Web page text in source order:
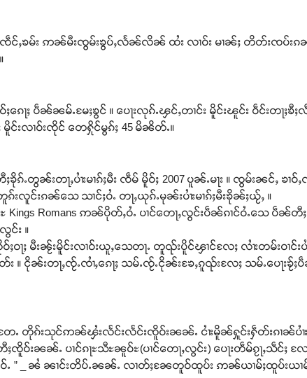
ၸဵင်ႇၶမ်း ဢၼ်မီးၸွမ်းၶွပ်ႇလႅၼ်လိၼ် ထႆး လၢဝ်း မၢၼ်ႈ တိတ်းၸပ်းၵၼ်
ႈ ပဵၼ်ၼမ်ႉမႄႈၶွင် ။ ပေႃးလုၵ်ႉၾင်ႇတၢင်း မိူင်းၽူင်း ဝဵင်းတႃႈၶီ
င်းလၢဝ်းၸိုင် တေႁိုင်မွၵ်ႈ 45 မိၼိတ်ႉ။
ၼ်းတႃႇပၢႆးမၢၵ်ႈမီး ၸဵမ် မိူဝ်ႈ 2007 ပူၼ်ႉမႃး ။ ၸွမ်းၼင်ႇ ၶၢ
ၵ်းလူင်းၵၼ်သေ သၢင်ႈဝႆႉ တႃႇယုၵ်ႉမုၼ်းပၢႆးမၢၵ်ႈမီးၶိုၼ်ႈယႂ်ႇ ။
Kings Romans ဢၼ်ပိုတ်ႇဝႆႉ ပၢင်တေႃႇလွင်းပဵၼ်ၵၢင်ဝႆႉသေ ပဵၼ်
င်း ။
ႃႈ မီးၼႂ်းမိူင်းလၢဝ်းယူႇသေတႃႉ တူၺ်းပိူင်ၾၢင်လႄႈ လၢႆးတမ်းဝၢင်း
တ်း ။ ငိုၼ်းတႃႇၸႂ်ႉၸၢႆႇၵေႃႈ သမ်ႉၸႂ်ႉငိုၼ်းၶႄႇၵူၺ်းလႄႈ သမ်ႉပေႃး
းတႄႉ တိုၵ်းသုင်ဢၼ်ၾႆးလႅင်းလႅင်းၸိူဝ်းၼၼ်ႉ ငၢႆးမိူၼ်ႁူင်းႁဵတ်းၵၢၼ်ပ
ၸိူဝ်းၼၼ်ႉ ပၢင်ၵႃႊသီႊၼူဝ်ႊ(ပၢင်တေႃႇလွင်း) ပေႃးတဵမ်ၵႂႃႇသဵင်ႈ လႄႈ
ယဝ်ႉ ” _ ၼႆ ၼၢင်းတိပ်ႉၼၼ်ႉ လၢတ်ႈၼႄတူဝ်ထူပ်း ဢၼ်ယၢမ်ႈထူပ်းယ